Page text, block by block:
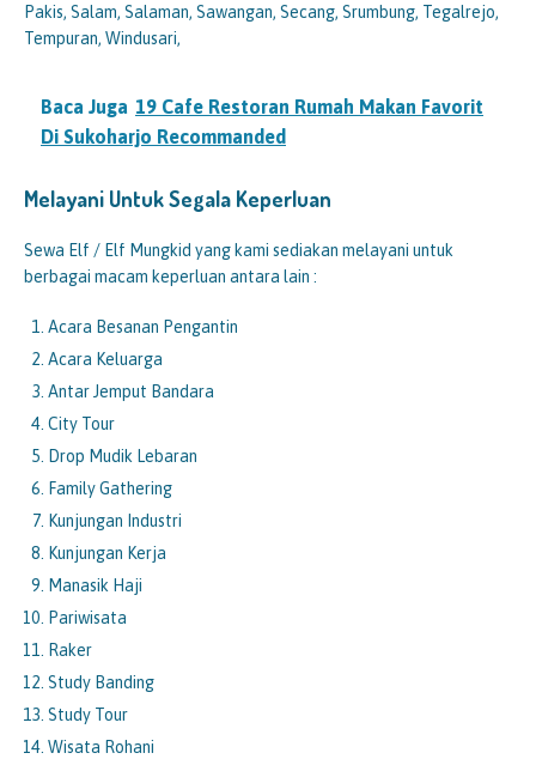
Pakis, Salam, Salaman, Sawangan, Secang, Srumbung, Tegalrejo,
Tempuran, Windusari,
Baca Juga 19 Cafe Restoran Rumah Makan Favorit
Di Sukoharjo Recommanded
Melayani Untuk Segala Keperluan
Sewa Elf / Elf Mungkid yang kami sediakan melayani untuk
berbagai macam keperluan antara lain :
Acara Besanan Pengantin
Acara Keluarga
Antar Jemput Bandara
City Tour
Drop Mudik Lebaran
Family Gathering
Kunjungan Industri
Kunjungan Kerja
Manasik Haji
Pariwisata
Raker
Study Banding
Study Tour
Wisata Rohani